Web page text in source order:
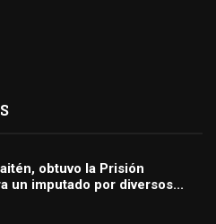
obtuvo la Prisión
un imputado por diversos...